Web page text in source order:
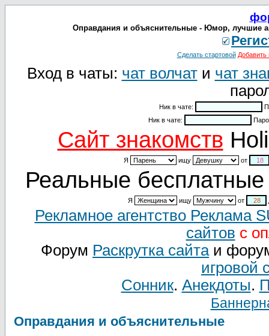
Оправдания и объяснительные - Юмор, лучшие
Сделать стартовой Добавить
Вход в чаты: чат волчати чат
Ник в чате:
Ник в чате:
Cайт знакомств
Я ищу от
Реальные бесплатные
Я ищу от
Рекламное агентство Реклама
сайтов с
Форум Раскрутка сайтаи
игровой
Сонник. Анекдоты.
Оправдания и объяснительные